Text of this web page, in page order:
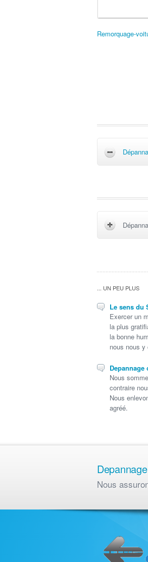
Remorquage-
... UN PEU PLUS
Le sens du
Exercer un
la plus
la bonne
nous nous y
Depannage
Nous
contraire
Nous
agréé.
Nous